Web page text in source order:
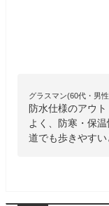
グラスマン(60代・男
防水仕様のアウ
よく、防寒・保
道でも歩きやすい